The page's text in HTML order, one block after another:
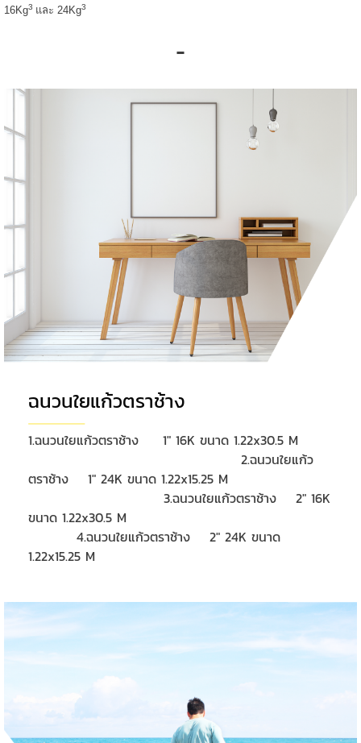
16Kg3 และ 24Kg3
ฉนวนใยแก้วตราช้าง
1.ฉนวนใยแก้วตราช้าง 1" 16K ขนาด 1.22x30.5 M
2.ฉนวนใยแก้ว
ตราช้าง 1" 24K ขนาด 1.22x15.25 M
3.ฉนวนใยแก้วตราช้าง 2" 16K
ขนาด 1.22x30.5 M
4.ฉนวนใยแก้วตราช้าง 2" 24K ขนาด
1.22x15.25 M